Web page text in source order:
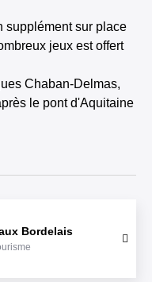
supplément sur place
jeux est offert
Chaban-Delmas,
le pont d'Aquitaine
Bordelais